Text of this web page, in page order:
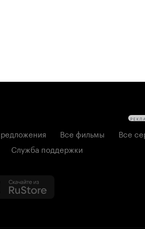
Все фильмы
Все
Служба поддержки